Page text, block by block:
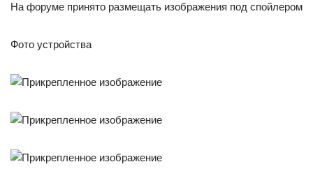
На форуме принято размещать изображения под спойлером
Фото устройства